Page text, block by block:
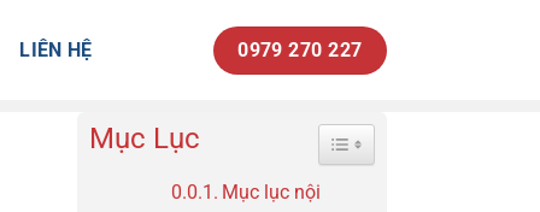
LIÊN HỆ 0979 270 227
Mục Lục Toggle Table of Content
Mục lục nội